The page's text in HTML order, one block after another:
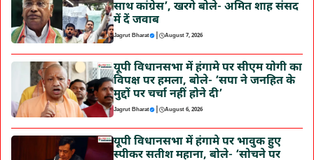
साथ कांग्रेस’, खरगे बोले- अमित शाह संसद
में दें जवाब
Jagrut Bharat | August 7, 2026
यूपी विधानसभा में हंगामे पर सीएम योगी का
विपक्ष पर हमला, बोले- ‘सपा ने जनहित के
मुद्दों पर चर्चा नहीं होने दी’
Jagrut Bharat | August 6, 2026
यूपी विधानसभा में हंगामे पर भावुक हुए
स्पीकर सतीश महाना, बोले- ‘सोचने पर